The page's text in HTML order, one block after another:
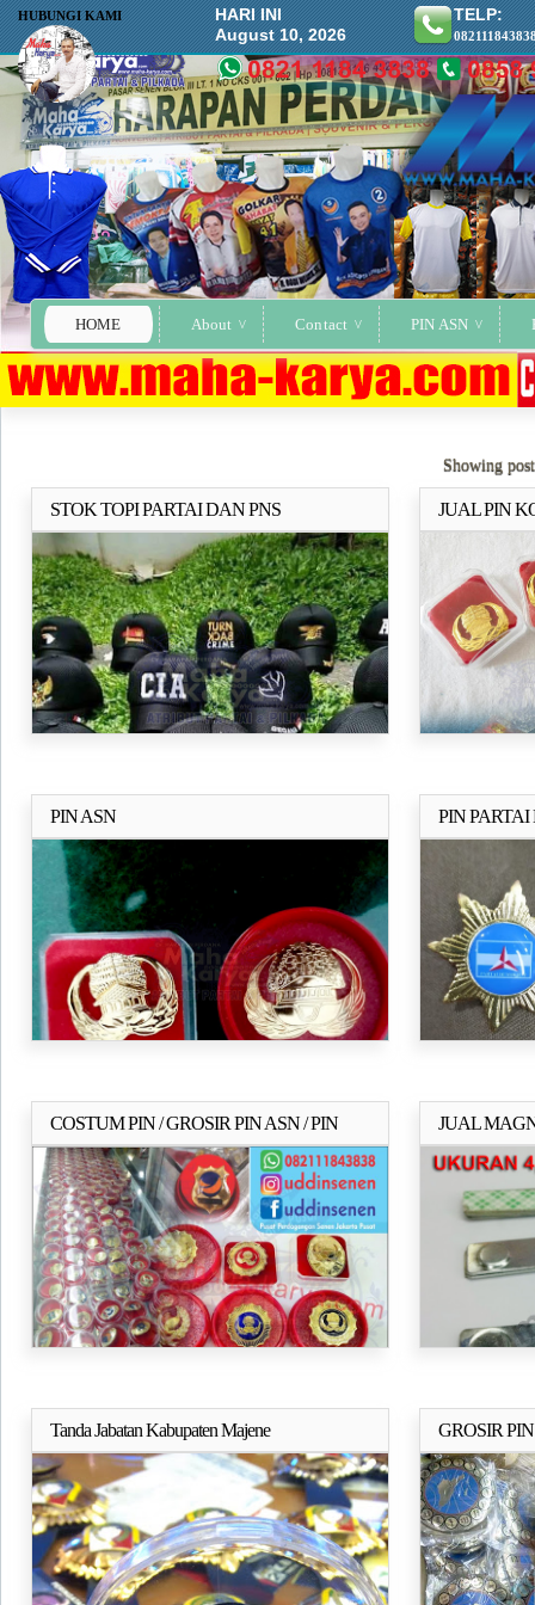
HOME About Contact PIN ASN
HUBUNGI KAMI
HARI INI
August 10, 2026
TELP:
Showing
STOK TOPI PARTAI DAN PNSSelengkapnya.. JUAL PIN
PIN ASN PIN
COSTUM PIN / GROSIR PIN ASN / PIN
KORPRI /PIN PARTAI
Selengkapnya..
JUAL
MAGNET
Tanda Jabatan Kabupaten Majene
GROSIR
BRI, BNI,